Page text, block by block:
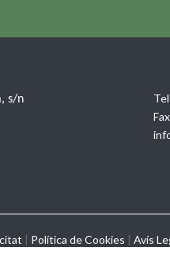
s/n
| Política de Cookies | Avís